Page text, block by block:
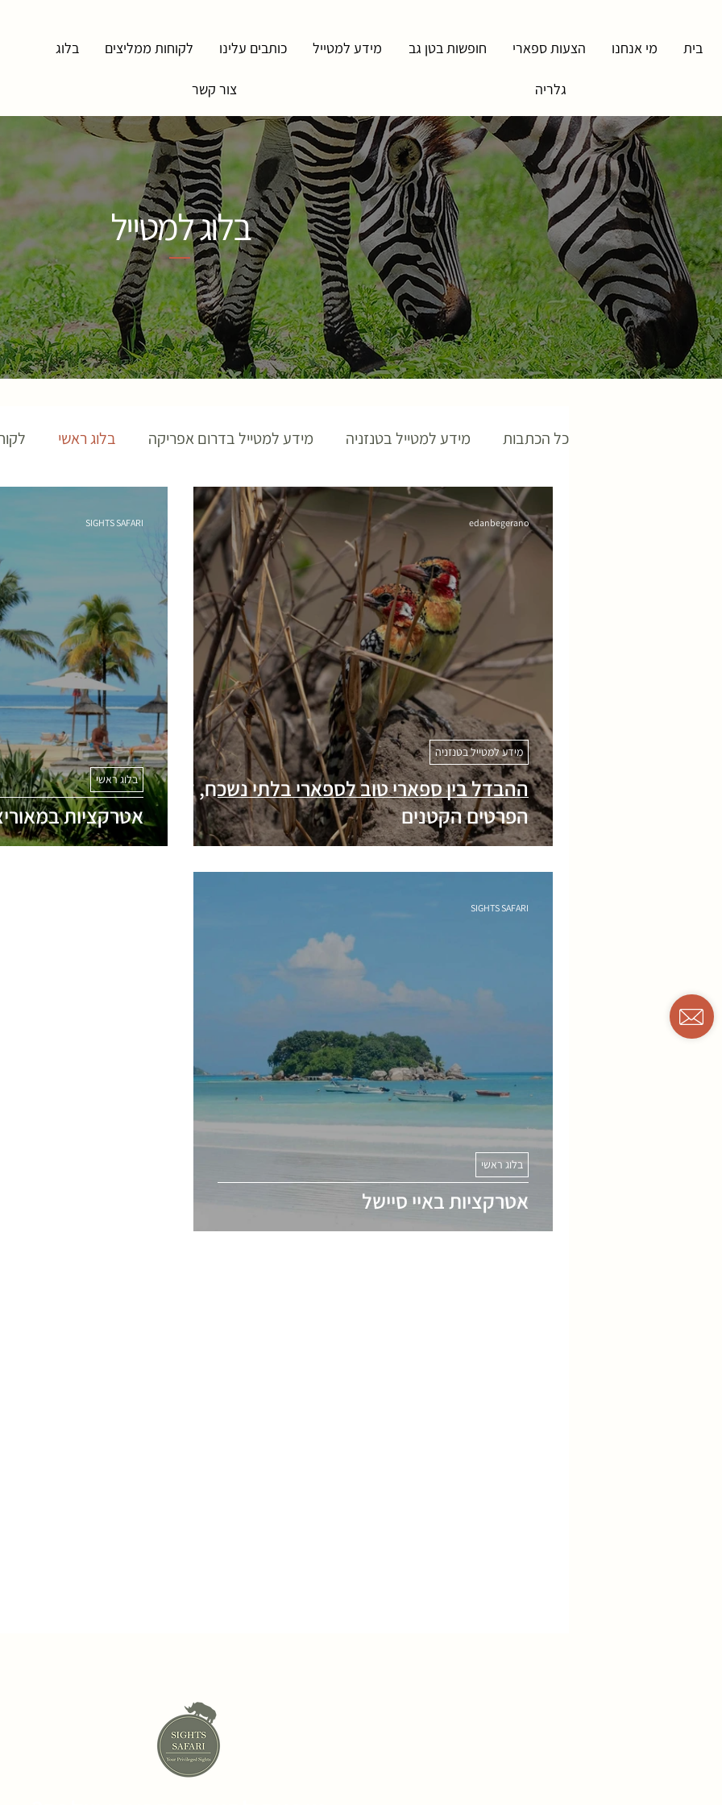
בית מי אנחנו הצעות ספארי חופשות בטן גב מידע למטייל כותבים עלינו לקוחות ממליצים בלוג
גלריה צור קשר
בלוג למטייל
כל הכתבות מידע למטייל בטנזניה מידע למטייל בדרום אפריקה בלוג ראשי
ההבדל בין ספארי טוב לספארי בלתי נשכח, זה
הפרטים הקטנים
מידע למטייל בטנזניה
edanbegerano
אטרקציות
בלוג ראשי
SIGHTS SAFARI
אטרקציות באיי סיישל
בלוג ראשי
SIGHTS SAFARI